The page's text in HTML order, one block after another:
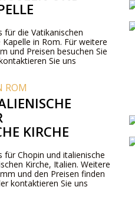
für die Vatikanischen
in Rom. Für weitere
und Preisen besuchen Sie
Sie uns
ROM
KIRCHE
für Chopin und italienische
Kirche, Italien. Weitere
und den Preisen finden
kontaktieren Sie uns